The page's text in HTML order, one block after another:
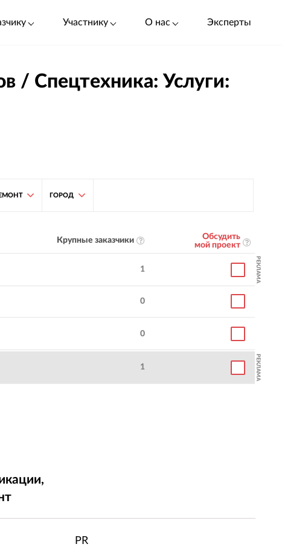
Участнику О нас Эксперты
/ Спецтехника: Услуги:
ГОРОД
Крупные заказчики
Обсудить
мой проект
1 РЕКЛАМА
0
0
1 РЕКЛАМА
PR